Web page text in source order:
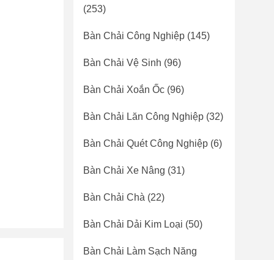
(253)
Bàn Chải Công Nghiệp (145)
Bàn Chải Vệ Sinh (96)
Bàn Chải Xoắn Ốc (96)
Bàn Chải Lăn Công Nghiệp (32)
Bàn Chải Quét Công Nghiệp (6)
Bàn Chải Xe Nâng (31)
Bàn Chải Chà (22)
Bàn Chải Dải Kim Loại (50)
Bàn Chải Làm Sạch Năng